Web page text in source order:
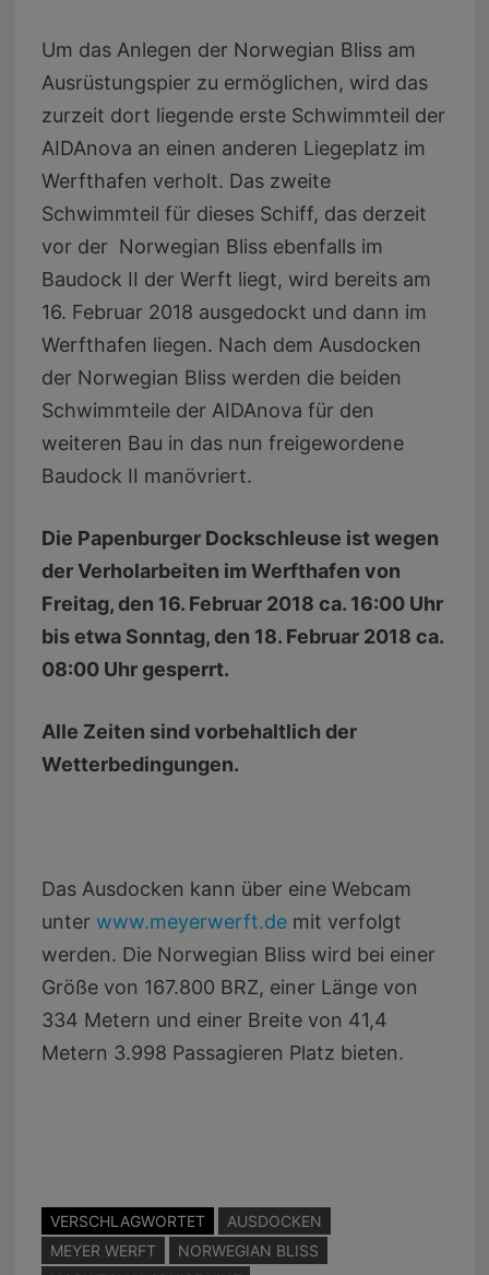
Um das Anlegen der Norwegian Bliss am
Ausrüstungspier zu ermöglichen, wird das
zurzeit dort liegende erste Schwimmteil der
AIDAnova an einen anderen Liegeplatz im
Werfthafen verholt. Das zweite
Schwimmteil für dieses Schiff, das derzeit
vor der Norwegian Bliss ebenfalls im
Baudock II der Werft liegt, wird bereits am
16. Februar 2018 ausgedockt und dann im
Werfthafen liegen. Nach dem Ausdocken
der Norwegian Bliss werden die beiden
Schwimmteile der AIDAnova für den
weiteren Bau in das nun freigewordene
Baudock II manövriert.
Die Papenburger Dockschleuse ist wegen
der Verholarbeiten im Werfthafen von
Freitag, den 16. Februar 2018 ca. 16:00 Uhr
bis etwa Sonntag, den 18. Februar 2018 ca.
08:00 Uhr gesperrt.
Alle Zeiten sind vorbehaltlich der
Wetterbedingungen.
Das Ausdocken kann über eine Webcam
unter www.meyerwerft.demit verfolgt
werden. Die Norwegian Bliss wird bei einer
Größe von 167.800 BRZ, einer Länge von
334 Metern und einer Breite von 41,4
Metern 3.998 Passagieren Platz bieten.
VERSCHLAGWORTET
AUSDOCKEN
MEYER WERFT
NORWEGIAN BLISS